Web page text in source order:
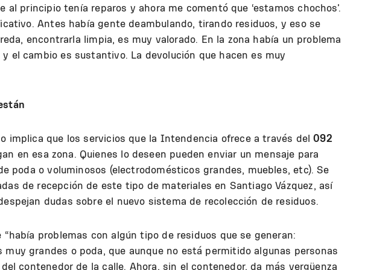
al principio tenía reparos y ahora me comentó que ‘estamos chochos’.
Antes había gente deambulando, tirando residuos, y eso se
encontrarla limpia, es muy valorado. En la zona había un problema
el cambio es sustantivo. La devolución que hacen es muy
implica que los servicios que la Intendencia ofrece a través del092
en esa zona. Quienes lo deseen pueden enviar un mensaje para
poda o voluminosos (electrodomésticos grandes, muebles, etc). Se
de recepción de este tipo de materiales en Santiago Vázquez, así
dudas sobre el nuevo sistema de recolección de residuos.
“había problemas con algún tipo de residuos que se generan:
muy grandes o poda, que aunque no está permitido algunas personas
contenedor de la calle. Ahora, sin el contenedor, da más vergüenza